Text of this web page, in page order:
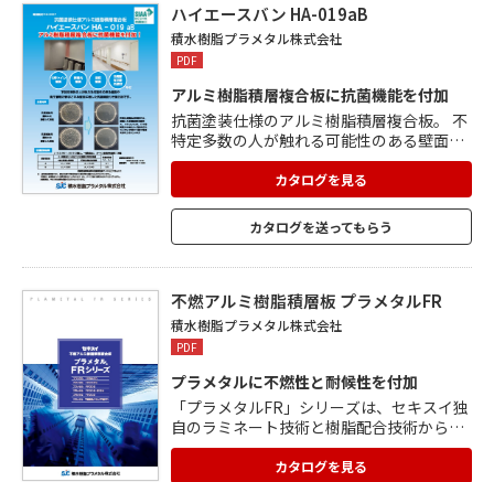
は6.8mm。 ビードを変えるだけで取り付
け可能で、シーリングでも通常通りの施工
が可能です。
ハイエースバン HA-019aB
積水樹脂プラメタル株式会社
PDF
アルミ樹脂積層複合板に抗菌機能を付加
抗菌塗装仕様のアルミ樹脂積層複合板。 不
特定多数の人が触れる可能性のある壁面
や、衛生管理が要求される壁面に最適で
す。 公衆トイレや駅構内、病院などの壁面
や、冷蔵庫や保冷庫の内装材など、さまざ
まな用途に使用可能。 面材のアルミシート
に特殊塗装を施してあるので、耐久性、耐
の簡略化と工期の短縮化も図れます。
カタログを見る
カタログを送ってもらう
不燃アルミ樹脂積層板 プラメタルFR
積水樹脂プラメタル株式会社
PDF
プラメタルに不燃性と耐候性を付加
「プラメタルFR」シリーズは、セキスイ独
自のラミネート技術と樹脂配合技術から生
まれたアルミ樹脂積層複合板「プラメタ
ル」をベースに、不燃性、軽量性、耐候
カタログを見る